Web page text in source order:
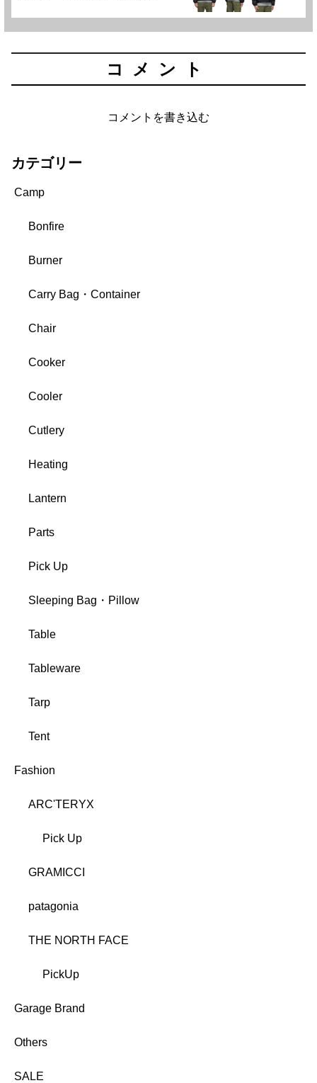
コメント
コメントを書き込む
カテゴリー
Camp
Bonfire
Burner
Carry Bag・Container
Chair
Cooker
Cooler
Cutlery
Heating
Lantern
Parts
Pick Up
Sleeping Bag・Pillow
Table
Tableware
Tarp
Tent
Fashion
ARC'TERYX
Pick Up
GRAMICCI
patagonia
THE NORTH FACE
PickUp
Garage Brand
Others
SALE